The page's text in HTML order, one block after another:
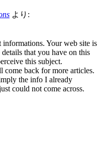
より:
Your web site is
that you have on this
this subject.
back for more articles.
the info I already
could not come across.